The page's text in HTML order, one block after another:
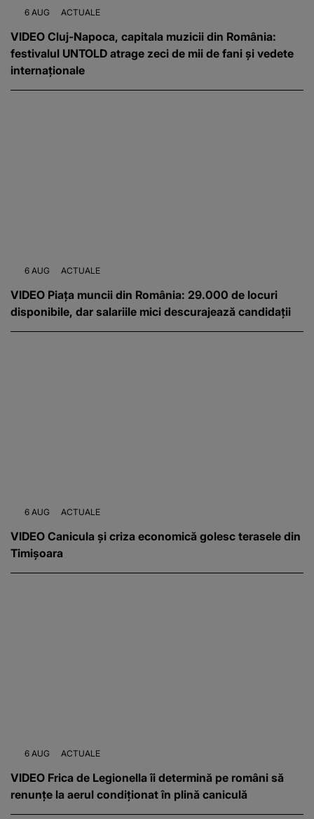
6 AUG ACTUALE
VIDEO Cluj-Napoca, capitala muzicii din România:
festivalul UNTOLD atrage zeci de mii de fani și vedete
internaționale
6 AUG ACTUALE
VIDEO Piața muncii din România: 29.000 de locuri
disponibile, dar salariile mici descurajează candidații
6 AUG ACTUALE
VIDEO Canicula și criza economică golesc terasele din
Timișoara
6 AUG ACTUALE
VIDEO Frica de Legionella îi determină pe români să
renunțe la aerul condiționat în plină caniculă